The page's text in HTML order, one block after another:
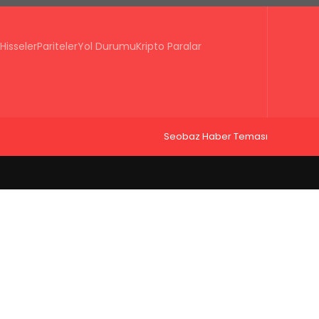
HisselerParitelerYol DurumuKripto Paralar
Seobaz Haber Teması